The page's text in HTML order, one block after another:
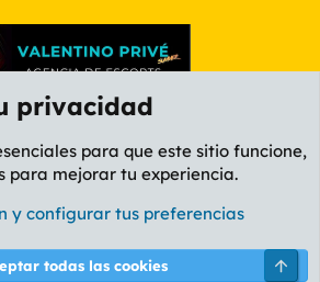
AMARILLO
y reglas Política de privacidad Ayuda
privacidad
para que este sitio funcione,
para mejorar tu experiencia.
y configurar tus preferencias
todas las cookies